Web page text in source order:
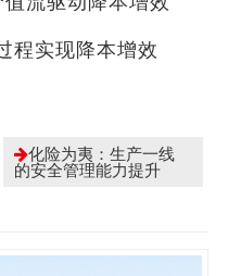
程实现降本增效
化险为夷：生产一线
的安全管理能力提升